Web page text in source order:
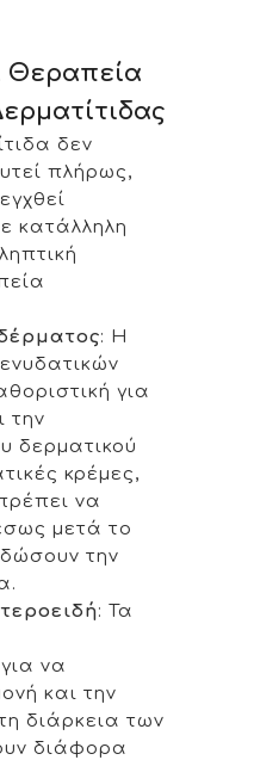
Θεραπεία
δεν
πλήρως,
κατάλληλη
: Η
για
την
δερματικού
κρέμες,
να
μετά το
την
: Τα
να
και την
διάρκεια των
διάφορα